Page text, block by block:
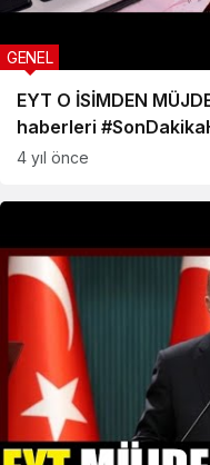
EYT O İSİMDEN
haberleri
GENEL
4 yıl önce